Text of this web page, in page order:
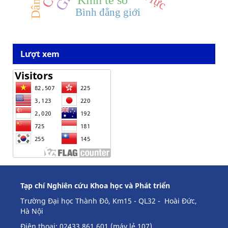
Bình đẳng giới
Lượt xem
Tạp chí Nghiên cứu Khoa học và Phát triển
Trường Đại học Thành Đô, Km15 - QL32 - Hoài Đức,
Hà Nội
Điện thoại: 02433 861 601 (máy lẻ 107).